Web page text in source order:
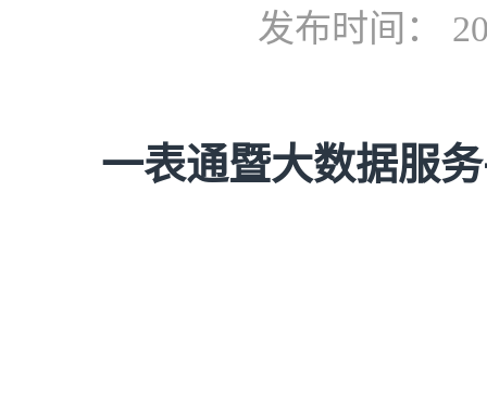
发布时间：
一表通暨大数据服